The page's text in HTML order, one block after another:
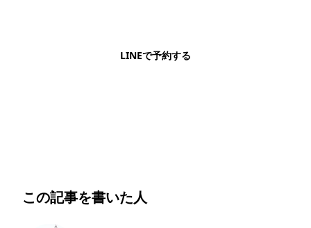
LINEで予約する
この記事を書いた人